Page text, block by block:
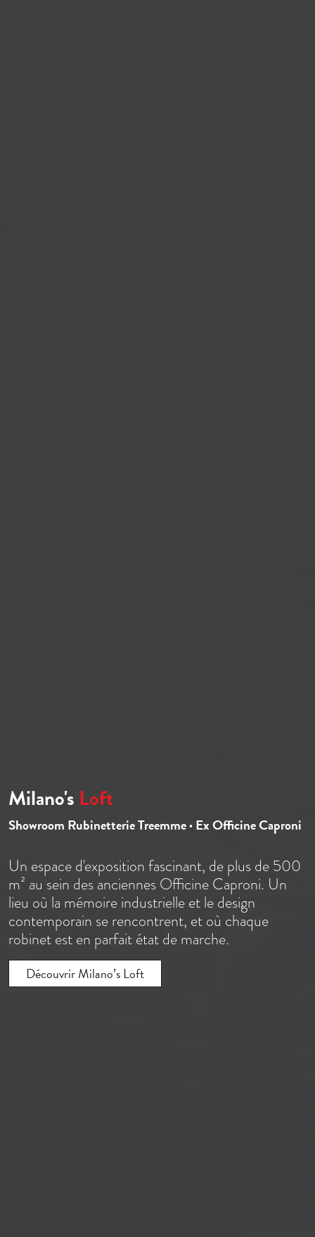
Milano's Loft
Showroom Rubinetterie Treemme · Ex Officine Caproni
Un espace d'exposition fascinant, de plus de 500
m² au sein des anciennes Officine Caproni. Un
lieu où la mémoire industrielle et le design
contemporain se rencontrent, et où chaque
robinet est en parfait état de marche.
Découvrir Milano’s Loft